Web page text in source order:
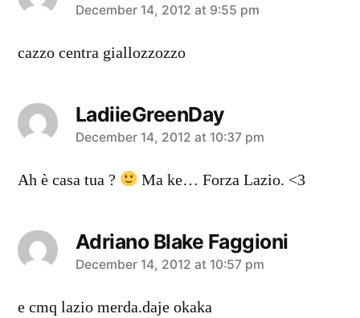
says:
December 14, 2012 at 9:55 pm
cazzo centra giallozzozzo
LadiieGreenDay
says:
December 14, 2012 at 10:37 pm
Ah è casa tua ? Ma ke… Forza Lazio. <3
Adriano Blake Faggioni
says:
December 14, 2012 at 10:57 pm
e cmq lazio merda.daje okaka